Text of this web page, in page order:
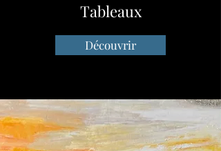
Tableaux
Découvrir